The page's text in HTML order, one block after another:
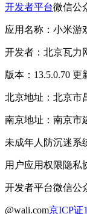
开发者平台微信公
应用名称：小米游
开发者：北京瓦力
版本：13.5.0.70 更
北京地址：北京市
南京地址：南京市
未成年人防沉迷系
用户应用权限隐私
开发者平台微信公
@wali.com京ICP证